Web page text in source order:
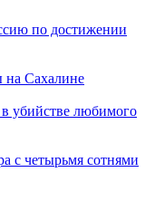
по достижении
на Сахалине
убийстве любимого
с четырьмя сотнями